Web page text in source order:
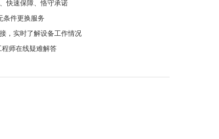
快速保障、恪守承诺
条件更换服务
，实时了解设备工作情况
师在线疑难解答